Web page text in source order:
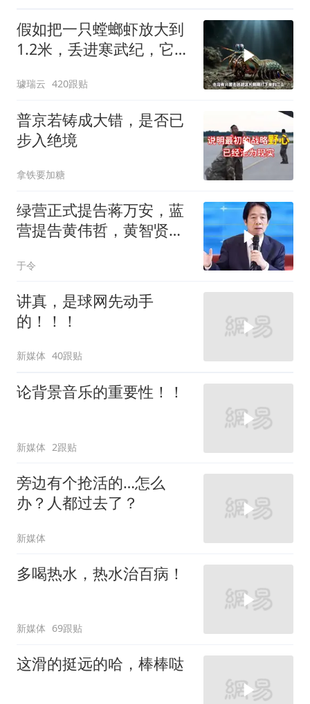
假如把一只螳螂虾放大到
1.2米，丢进寒武纪，它能
璩瑞云 420跟贴
普京若铸成大错，是否已
步入绝境
拿铁要加糖
绿营正式提告蒋万安，蓝
营提告黄伟哲，黄智贤不
于令
讲真，是球网先动手
的！！！
新媒体 40跟贴
论背景音乐的重要性！！
新媒体 2跟贴
旁边有个抢活的…怎么
办？人都过去了？
新媒体
多喝热水，热水治百病！
新媒体 69跟贴
这滑的挺远的哈，棒棒哒